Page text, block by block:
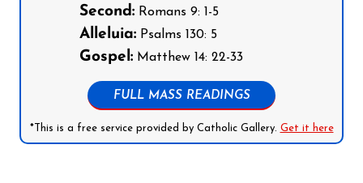
Second: Romans 9: 1-5
Alleluia: Psalms 130: 5
Gospel: Matthew 14: 22-33
FULL MASS READINGS
*This is a free service provided by Catholic Gallery. Get it here